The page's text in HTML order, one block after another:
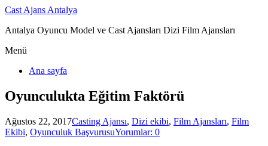
Cast Ajans Antalya
Antalya Oyuncu Model ve Cast Ajansları Dizi Film Ajansları
Menü
Ana sayfa
Oyunculukta Eğitim Faktörü
Ağustos 22, 2017Casting Ajansı, Dizi ekibi, Film Ajansları, Film
Ekibi, Oyunculuk BaşvurusuYorumlar: 0